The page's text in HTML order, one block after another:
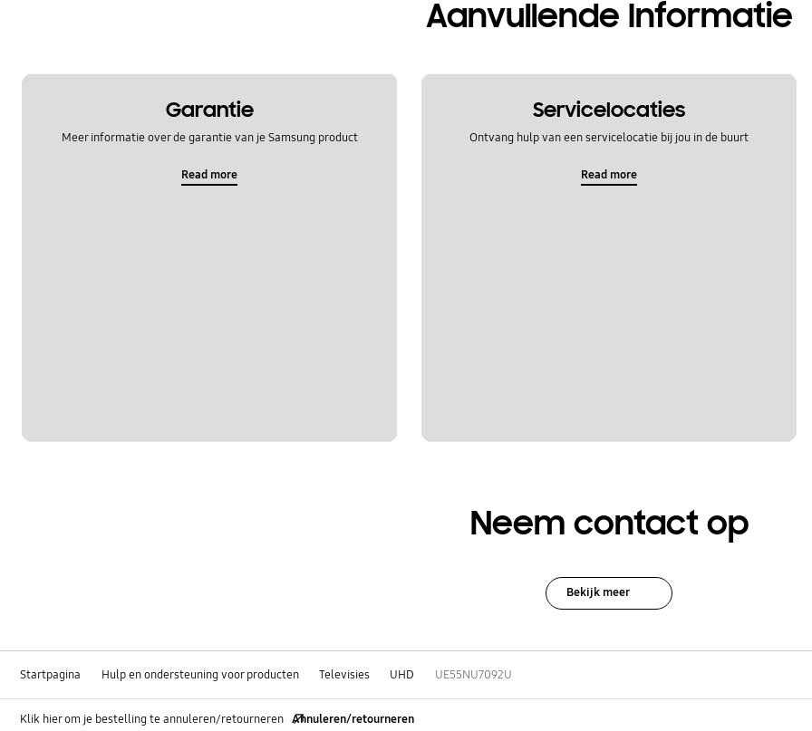
Aanvullende Informatie
Garantie
Meer informatie over de garantie van je Samsung product
Read more
Servicelocaties
Ontvang hulp van een servicelocatie bij jou in de buurt
Read more
Neem contact op
Bekijk meer
Startpagina Hulp en ondersteuning voor producten Televisies UHD UE55NU7092U
Klik hier om je bestelling te annuleren/retourneren Annuleren/retourneren